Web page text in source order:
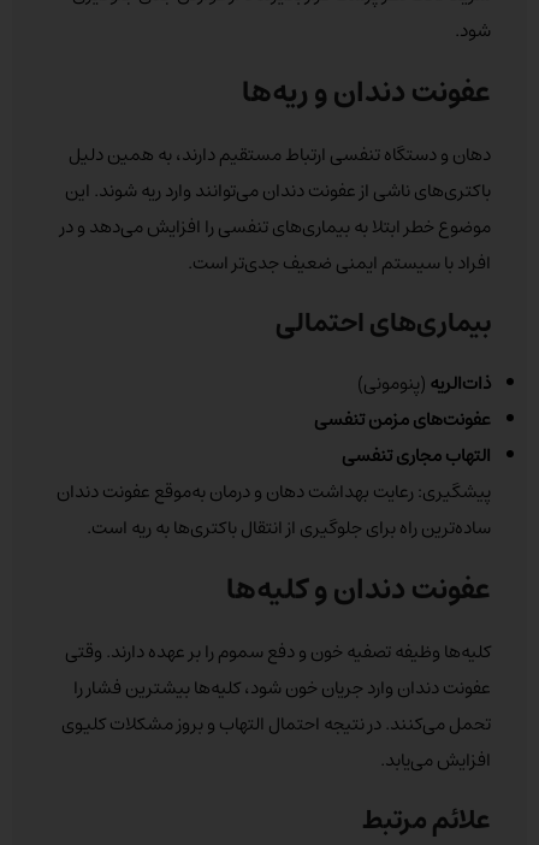
شود.
عفونت دندان و ریه‌ها
دهان و دستگاه تنفسی ارتباط مستقیم دارند، به همین دلیل
باکتری‌های ناشی از عفونت دندان می‌توانند وارد ریه شوند. این
موضوع خطر ابتلا به بیماری‌های تنفسی را افزایش می‌دهد و در
افراد با سیستم ایمنی ضعیف جدی‌تر است.
بیماری‌های احتمالی
ذات‌الریه(پنومونی)
عفونت‌های مزمن تنفسی
التهاب مجاری تنفسی
پیشگیری: رعایت بهداشت دهان و درمان به‌موقع عفونت دندان
ساده‌ترین راه برای جلوگیری از انتقال باکتری‌ها به ریه است.
عفونت دندان و کلیه‌ها
کلیه‌ها وظیفه تصفیه خون و دفع سموم را بر عهده دارند. وقتی
عفونت دندان وارد جریان خون شود، کلیه‌ها بیشترین فشار را
تحمل می‌کنند. در نتیجه احتمال التهاب و بروز مشکلات کلیوی
افزایش می‌یابد.
علائم مرتبط